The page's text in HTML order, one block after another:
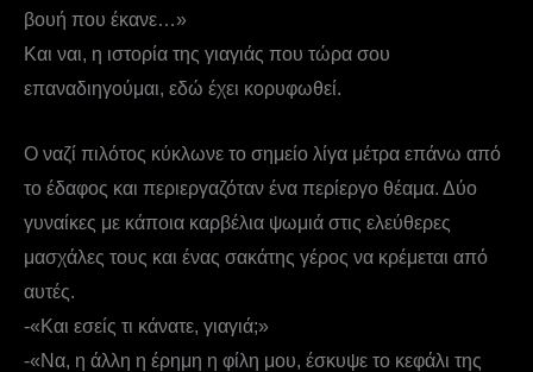
βουή που έκανε…»
Και ναι, η ιστορία της γιαγιάς που τώρα σου
επαναδιηγούμαι, εδώ έχει κορυφωθεί.
Ο ναζί πιλότος κύκλωνε το σημείο λίγα μέτρα επάνω από
το έδαφος και περιεργαζόταν ένα περίεργο θέαμα. Δύο
γυναίκες με κάποια καρβέλια ψωμιά στις ελεύθερες
μασχάλες τους και ένας σακάτης γέρος να κρέμεται από
αυτές.
-«Και εσείς τι κάνατε, γιαγιά;»
-«Να, η άλλη η έρημη η φίλη μου, έσκυψε το κεφάλι της